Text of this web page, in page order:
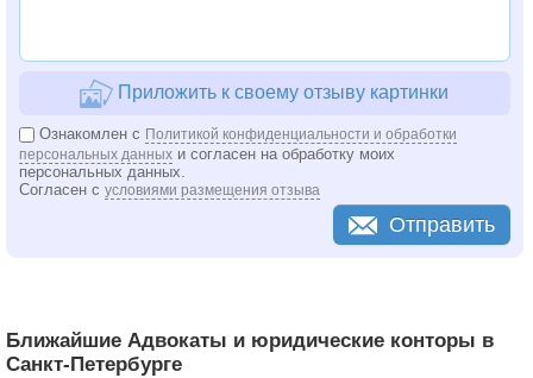
Приложить к своему отзыву картинки
Ознакомлен с Политикой конфиденциальности и обработки
персональных данных и согласен на обработку моих
персональных данных.
Согласен с условиями размещения отзыва
Отправить
Ближайшие Адвокаты и юридические конторы в
Санкт-Петербурге